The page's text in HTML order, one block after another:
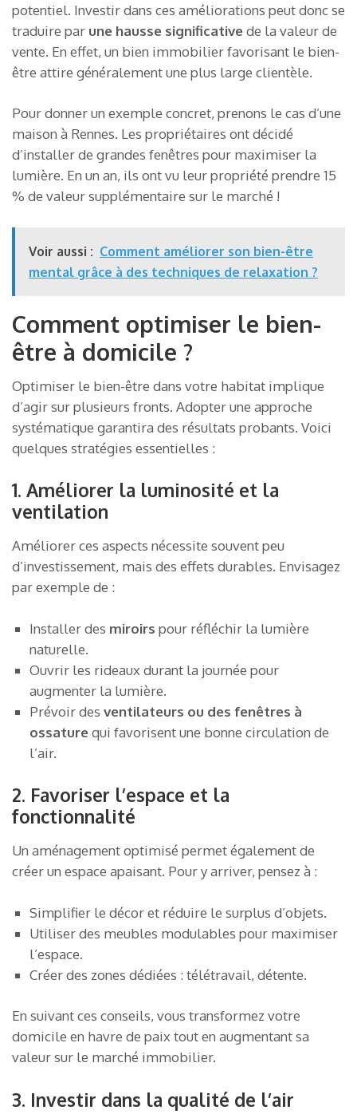
potentiel. Investir dans ces améliorations peut donc se
traduire par une hausse significativede la valeur de
vente. En effet, un bien immobilier favorisant le bien-
être attire généralement une plus large clientèle.
Pour donner un exemple concret, prenons le cas d’une
maison à Rennes. Les propriétaires ont décidé
d’installer de grandes fenêtres pour maximiser la
lumière. En un an, ils ont vu leur propriété prendre 15
% de valeur supplémentaire sur le marché !
Voir aussi : Comment améliorer son bien-être
mental grâce à des techniques de relaxation ?
Comment optimiser le bien-
être à domicile ?
Optimiser le bien-être dans votre habitat implique
d’agir sur plusieurs fronts. Adopter une approche
systématique garantira des résultats probants. Voici
quelques stratégies essentielles :
1. Améliorer la luminosité et la
ventilation
Améliorer ces aspects nécessite souvent peu
d’investissement, mais des effets durables. Envisagez
par exemple de :
Installer des miroirs pour réfléchir la lumière
naturelle.
Ouvrir les rideaux durant la journée pour
augmenter la lumière.
Prévoir des ventilateurs ou des fenêtres à
ossaturequi favorisent une bonne circulation de
l’air.
2. Favoriser l’espace et la
fonctionnalité
Un aménagement optimisé permet également de
créer un espace apaisant. Pour y arriver, pensez à :
Simplifier le décor et réduire le surplus d’objets.
Utiliser des meubles modulables pour maximiser
l’espace.
Créer des zones dédiées : télétravail, détente.
En suivant ces conseils, vous transformez votre
domicile en havre de paix tout en augmentant sa
valeur sur le marché immobilier.
3. Investir dans la qualité de l’air